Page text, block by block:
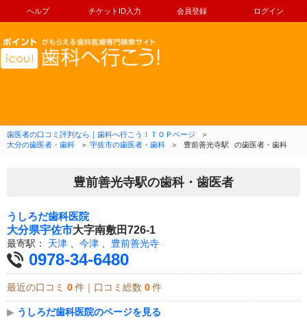
ヘルプ チケットID入力 会員登録 ログイン
コンテンツへ移動
歯医者の口コミ評判なら｜歯科へ行こう！ＴＯＰページ
＞
大分の歯医者・歯科
＞ 宇佐市の歯医者・歯科 ＞ 豊前善光寺駅 の歯医者・歯科
豊前善光寺駅の歯科・歯医者
うしろだ歯科医院
大分県宇佐市大字南敷田726-1
最寄駅： 天津 今津 豊前善光寺
0978-34-6480
最近の口コミ 0 件｜口コミ総数 0 件
▶ うしろだ歯科医院のページを見る